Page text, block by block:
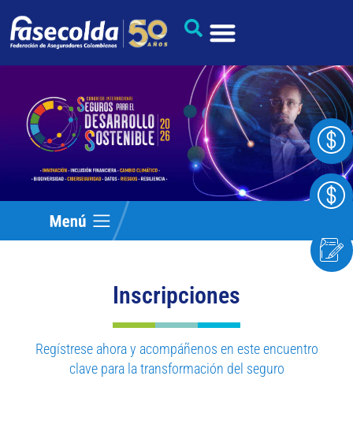
Inscripciones
Regístrese ahora y acompáñenos en este encuentro
clave para la transformación del seguro